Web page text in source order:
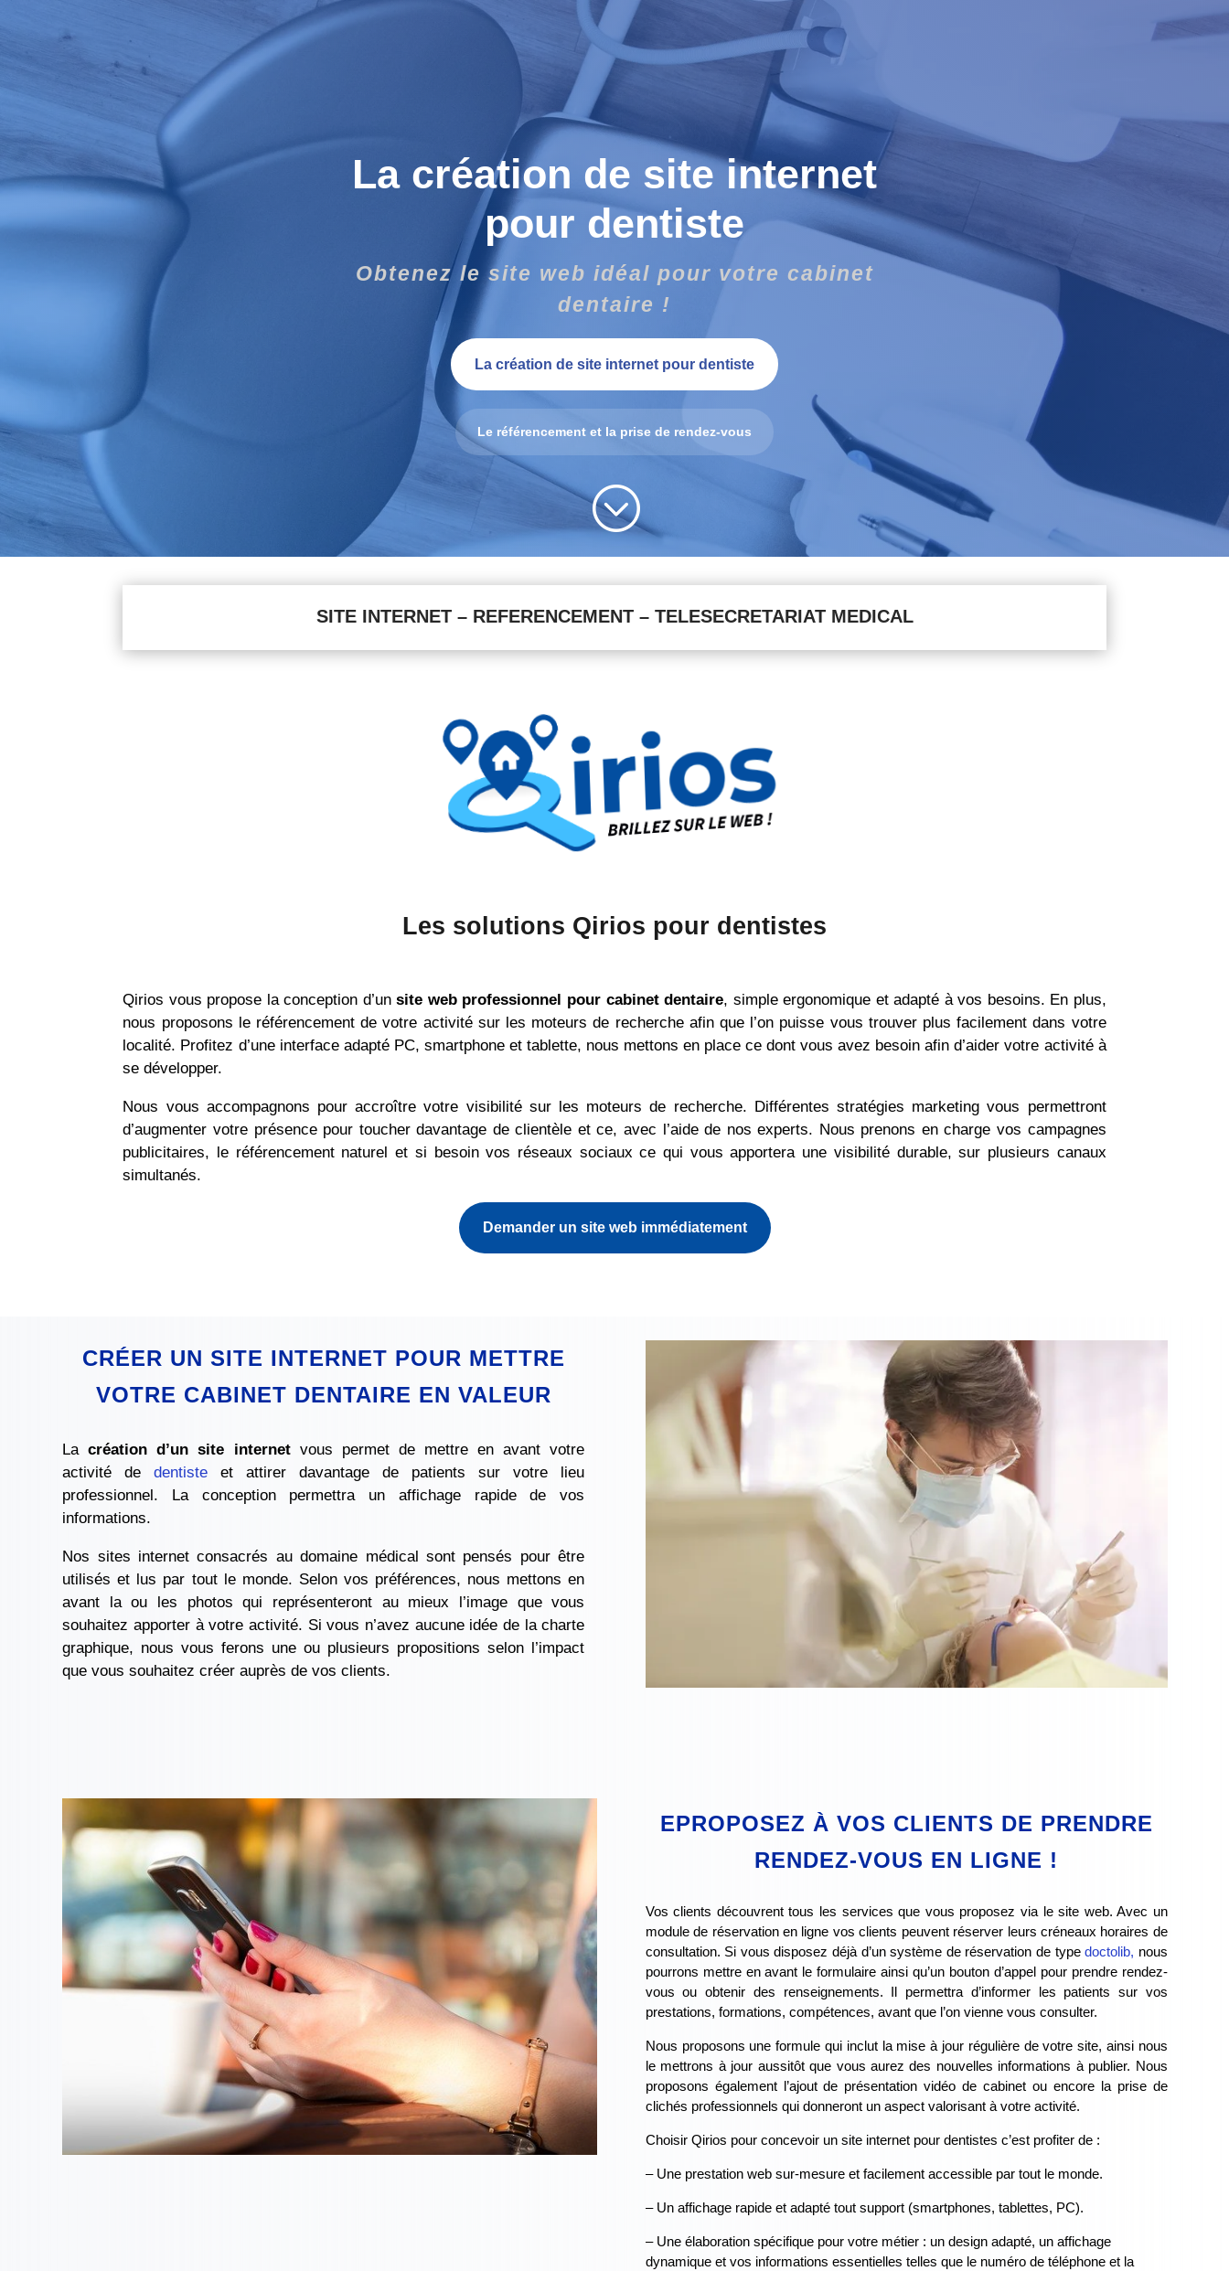
La création de site internet
pour dentiste
Obtenez le site web idéal pour votre cabinet
dentaire !
La création de site internet pour dentiste
Le référencement et la prise de rendez-vous
;
SITE INTERNET – REFERENCEMENT – TELESECRETARIAT MEDICAL
Les solutions Qirios pour dentistes
Qirios vous propose la conception d’unsite web professionnel pour cabinet dentaire, simple ergonomique et adapté à vos besoins. En plus,
nous proposons le référencement de votre activité sur les moteurs de recherche afin que l’on puisse vous trouver plus facilement dans votre
localité. Profitez d’une interface adapté PC, smartphone et tablette, nous mettons en place ce dont vous avez besoin afin d’aider votre activité à
se développer.
Nous vous accompagnons pour accroître votre visibilité sur les moteurs de recherche. Différentes stratégies marketing vous permettront
d’augmenter votre présence pour toucher davantage de clientèle et ce, avec l’aide de nos experts. Nous prenons en charge vos campagnes
publicitaires, le référencement naturel et si besoin vos réseaux sociaux ce qui vous apportera une visibilité durable, sur plusieurs canaux
simultanés.
Demander un site web immédiatement
CRÉER UN SITE INTERNET POUR METTRE
VOTRE CABINET DENTAIRE EN VALEUR
Lacréation d’un site internetvous permet de mettre en avant votre
activité dedentiste et attirer davantage de patients sur votre lieu
professionnel. La conception permettra un affichage rapide de vos
informations.
Nos sites internet consacrés au domaine médical sont pensés pour être
utilisés et lus par tout le monde. Selon vos préférences, nous mettons en
avant la ou les photos qui représenteront au mieux l’image que vous
souhaitez apporter à votre activité. Si vous n’avez aucune idée de la charte
graphique, nous vous ferons une ou plusieurs propositions selon l’impact
que vous souhaitez créer auprès de vos clients.
EPROPOSEZ À VOS CLIENTS DE PRENDRE
RENDEZ-VOUS EN LIGNE !
Vos clients découvrent tous les services que vous proposez via le site web. Avec un
module de réservation en ligne vos clients peuvent réserver leurs créneaux horaires de
consultation. Si vous disposez déjà d’un système de réservation de typedoctolib, nous
pourrons mettre en avant le formulaire ainsi qu’un bouton d’appel pour prendre rendez-
vous ou obtenir des renseignements. Il permettra d’informer les patients sur vos
prestations, formations, compétences, avant que l’on vienne vous consulter.
Nous proposons une formule qui inclut la mise à jour régulière de votre site, ainsi nous
le mettrons à jour aussitôt que vous aurez des nouvelles informations à publier. Nous
proposons également l’ajout de présentation vidéo de cabinet ou encore la prise de
clichés professionnels qui donneront un aspect valorisant à votre activité.
Choisir Qirios pour concevoir un site internet pour dentistes c’est profiter de :
– Une prestation web sur-mesure et facilement accessible par tout le monde.
– Un affichage rapide et adapté tout support (smartphones, tablettes, PC).
– Une élaboration spécifique pour votre métier : un design adapté, un affichage
dynamique et vos informations essentielles telles que le numéro de téléphone et la